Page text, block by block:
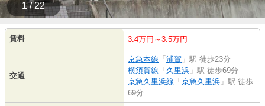
1 / 22
賃料 3.4万円～3.5万円
交通
京急本線 「 浦賀 」駅 徒歩23分
横須賀線 「 久里浜 」駅 徒歩69分
京急久里浜線 「 京急久里浜 」駅 徒歩
69分